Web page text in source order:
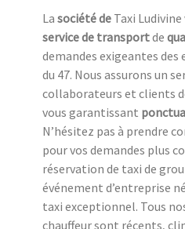
La société de Taxi
service de transportde
demandes exigeantes
du 47. Nous assurons un
collaborateurs et clients
vous garantissant
N’hésitez pas à prendre
pour vos demandes plus
réservation de taxi de
événement d’entreprise
taxi exceptionnel. Tous
chauffeur sont récents,